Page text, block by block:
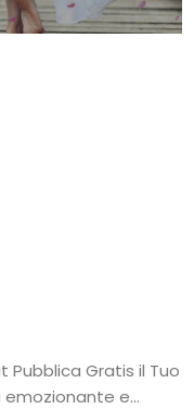
Pubblica Gratis il Tuo
emozionante e...